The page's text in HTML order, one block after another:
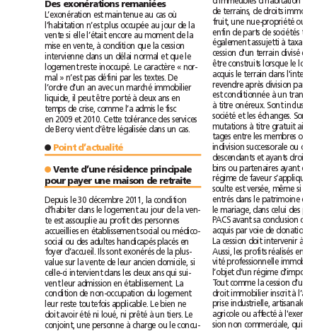
Des exonérations remaniées
L’exonération est maintenue au cas où
l’habitation n’est plus occupée au jour de la
vente si elle l’était encore au moment de la
mise en vente, à condition que la cession
intervienne dans un délai normal et que le
logement reste inoccupé. Le caractère « nor-
mal » n’est pas défini par les textes. De
l’ordre d’un an avec un marché immobilier
liquide, il peut être porté à deux ans en
temps de crise, comme l’a admis le fisc
en2009 et2010. Cette tolérance des services
de Bercy vient d’être légalisée dans un cas.
● Point d’actualité
●
Vente d’une résidence principale
pour payer une maison de retraite
Depuis le 30décembre 2011, la condition
d’habiter dans le logement au jour de la ven-
te est assouplie au profit des personnes
accueillies en établissement social ou médico-
social ou des adultes handicapés placés en
foyer d’accueil. Ils sont exonérés de la plus-
value sur la vente de leur ancien domicile, si
celle-ci intervient dans les deux ans qui sui-
vent leur admission en établissement. La
condition de non-occupation du logement
leur reste toutefois applicable. Le bien ne
doit avoir été ni loué, ni prêté à un tiers. Le
conjoint, une personne à charge ou le concu-